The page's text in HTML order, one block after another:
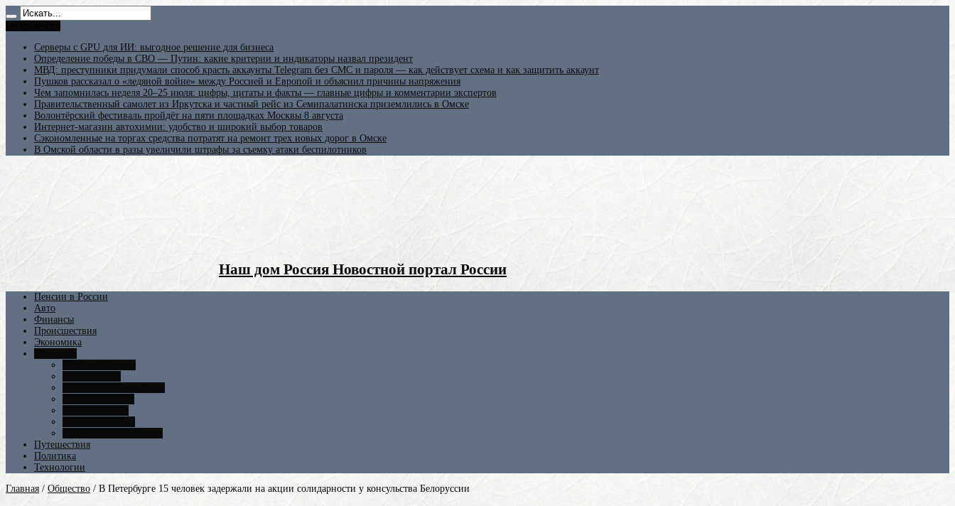
Серверы с GPU для ИИ: выгодное решение для бизнеса
Определение победы в СВО — Путин: какие критерии и индикаторы назвал президент
МВД: преступники придумали способ красть аккаунты Telegram без СМС и пароля — как действует схема и как защитить аккаунт
Пушков рассказал о «ледяной войне» между Россией и Европой и объяснил причины напряжения
Чем запомнилась неделя 20–25 июля: цифры, цитаты и факты — главные цифры и комментарии экспертов
Правительственный самолет из Иркутска и частный рейс из Семипалатинска приземлились в Омске
Волонтёрский фестиваль пройдёт на пяти площадках Москвы 8 августа
Интернет-магазин автохимии: удобство и широкий выбор товаров
Сэкономленные на торгах средства потратят на ремонт трех новых дорог в Омске
В Омской области в разы увеличили штрафы за съемку атаки беспилотников
Наш дом Россия Новостной портал России
Пенсии в России
Авто
Финансы
Происшествия
Экономика
Путешествия
Политика
Технологии
Главная / Общество / В Петербурге 15 человек задержали на акции солидарности у консульства Белоруссии